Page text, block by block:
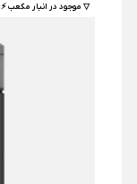
▽ موجود در انبار مکعب ⚡️